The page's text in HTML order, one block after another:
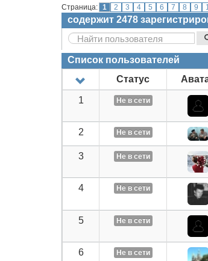
Страница: 1 2 3 4 5 6 7 8 9
содержит 2478
Список пользователей
Статус
1 Не в сети
2 Не в сети
3 Не в сети
4 Не в сети
5 Не в сети
6 Не в сети